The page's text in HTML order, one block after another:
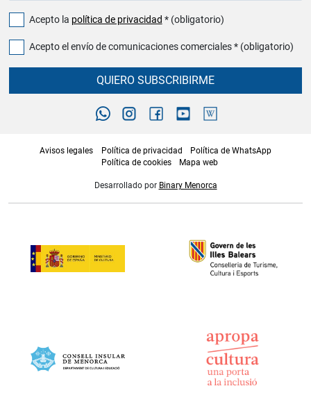
Acepto la política de privacidad * (obligatorio)
Acepto el envío de comunicaciones comerciales * (obligatorio)
QUIERO SUBSCRIBIRME
Avisos legales Política de privacidad
Política de WhatsApp
Política de cookies
Mapa web
Desarrollado por Binary Menorca